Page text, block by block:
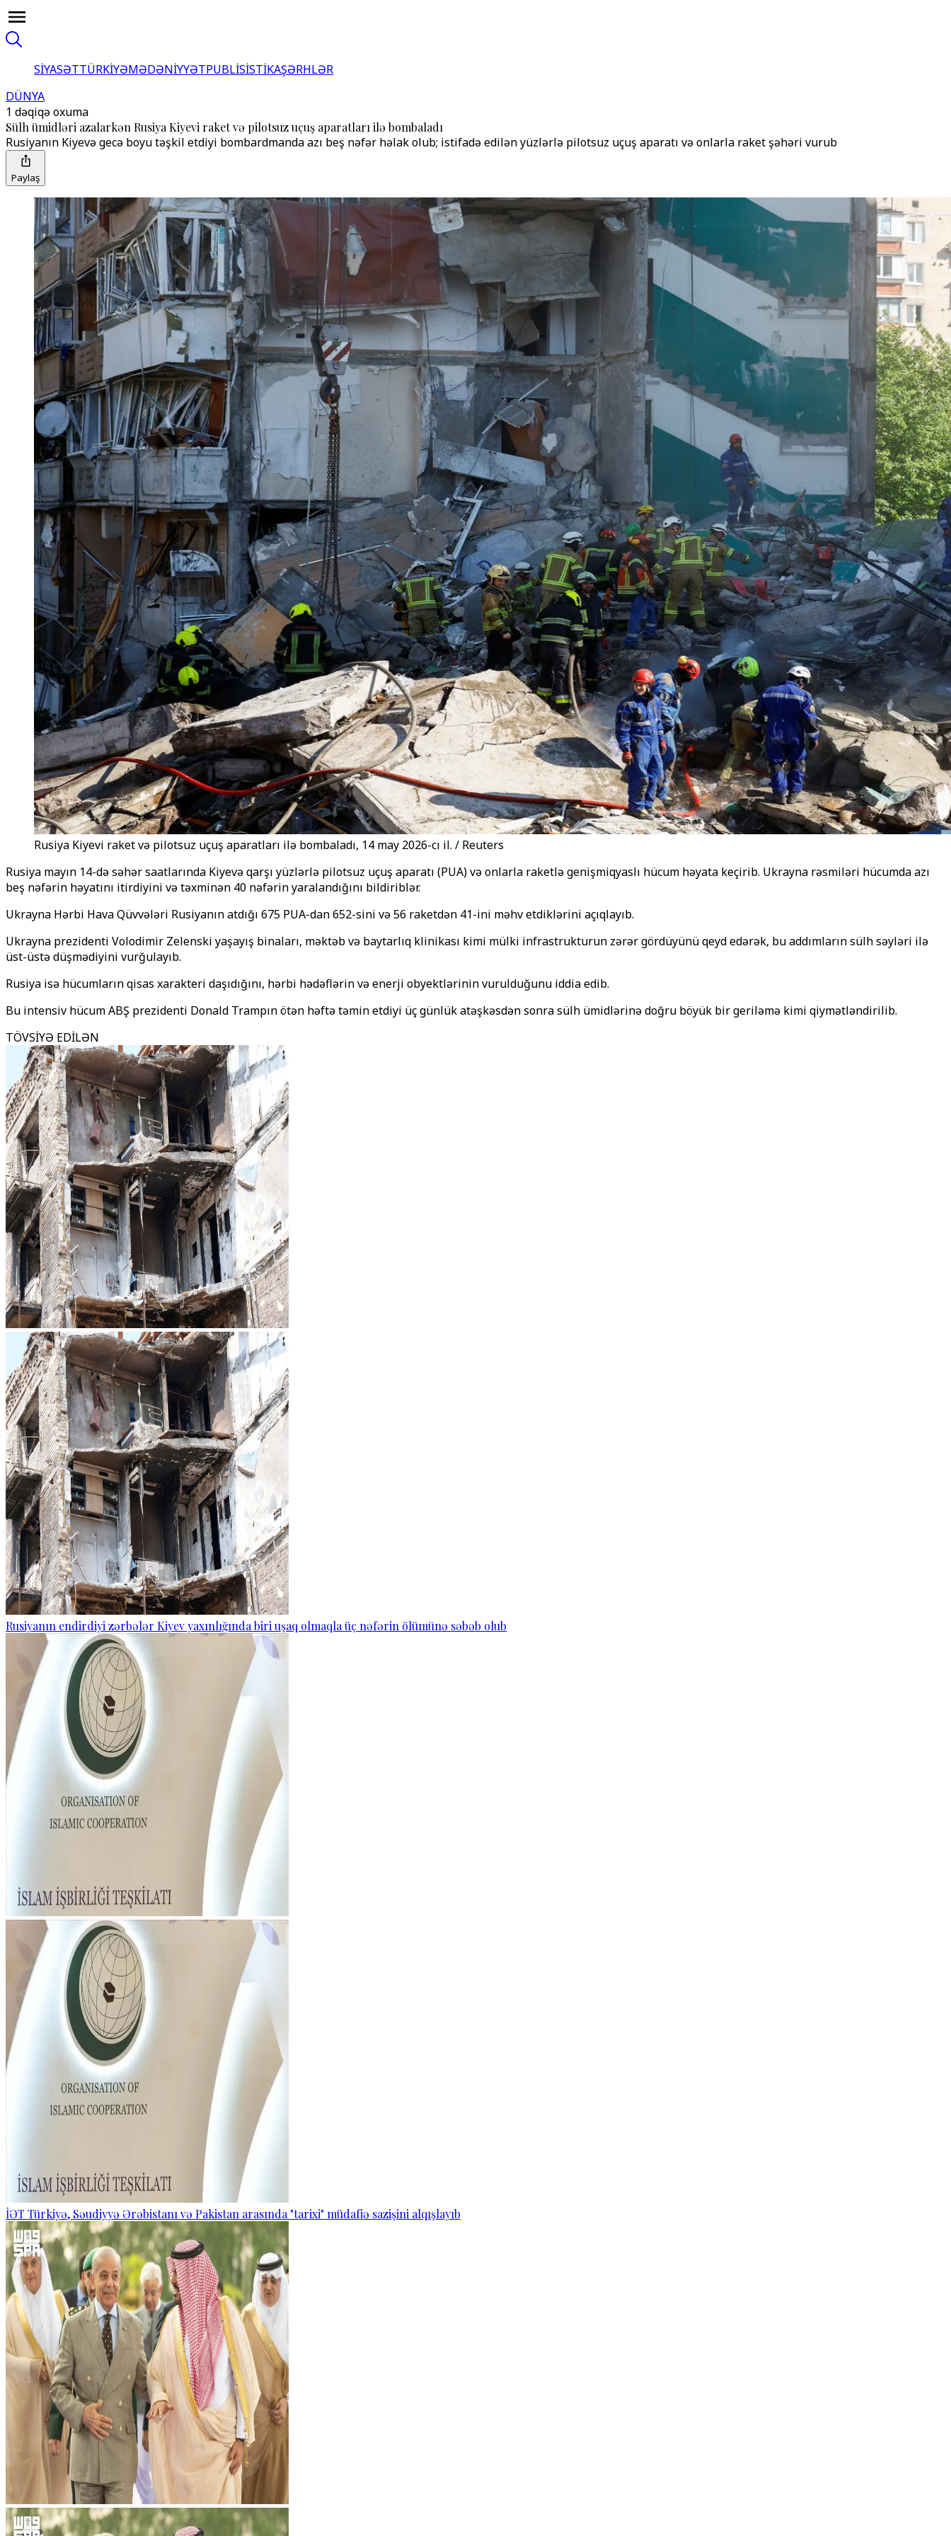
SİYASƏTTÜRKİYƏMƏDƏNİYYƏTPUBLİSİSTİKAŞƏRHLƏR
DÜNYA
1 dəqiqə oxuma
Sülh ümidləri azalarkən Rusiya Kiyevi raket və pilotsuz uçuş aparatları ilə bombaladı
Rusiyanın Kiyevə gecə boyu təşkil etdiyi bombardmanda azı beş nəfər həlak olub; istifadə edilən yüzlərlə pilotsuz uçuş aparatı və onlarla raket şəhəri vurub
Paylaş
Rusiya Kiyevi raket və pilotsuz uçuş aparatları ilə bombaladı, 14 may 2026-cı il. / Reuters
Rusiya mayın 14-də səhər saatlarında Kiyevə qarşı yüzlərlə pilotsuz uçuş aparatı (PUA) və onlarla raketlə genişmiqyaslı hücum həyata keçirib. Ukrayna rəsmiləri hücumda azı
beş nəfərin həyatını itirdiyini və təxminən 40 nəfərin yaralandığını bildiriblər.
Ukrayna Hərbi Hava Qüvvələri Rusiyanın atdığı 675 PUA-dan 652-sini və 56 raketdən 41-ini məhv etdiklərini açıqlayıb.
Ukrayna prezidenti Volodimir Zelenski yaşayış binaları, məktəb və baytarlıq klinikası kimi mülki infrastrukturun zərər gördüyünü qeyd edərək, bu addımların sülh səyləri ilə
üst-üstə düşmədiyini vurğulayıb.
Rusiya isə hücumların qisas xarakteri daşıdığını, hərbi hədəflərin və enerji obyektlərinin vurulduğunu iddia edib.
Bu intensiv hücum ABŞ prezidenti Donald Trampın ötən həftə təmin etdiyi üç günlük atəşkəsdən sonra sülh ümidlərinə doğru böyük bir geriləmə kimi qiymətləndirilib.
TÖVSİYƏ EDİLƏN
Rusiyanın endirdiyi zərbələr Kiyev yaxınlığında biri uşaq olmaqla üç nəfərin ölümünə səbəb olub
İƏT Türkiyə, Səudiyyə Ərəbistanı və Pakistan arasında "tarixi" müdafiə sazişini alqışlayıb